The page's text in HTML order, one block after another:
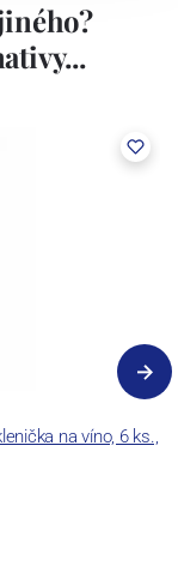
na víno, 6 ks.,